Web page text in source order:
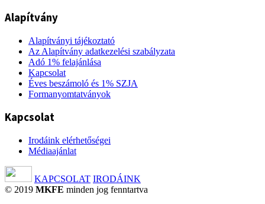
Alapítvány
Alapítványi tájékoztató
Az Alapítvány adatkezelési szabályzata
Adó 1% felajánlása
Kapcsolat
Éves beszámoló és 1% SZJA
Formanyomtatványok
Kapcsolat
Irodáink elérhetőségei
Médiaajánlat
KAPCSOLAT IRODÁINK
© 2019 MKFE minden jog fenntartva